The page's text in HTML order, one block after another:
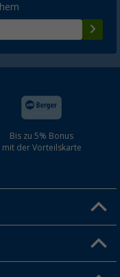
Bis zu 5% Bonus
mit der Vorteilskarte